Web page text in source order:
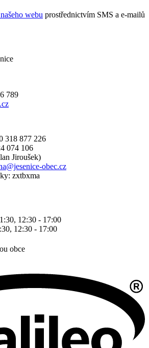
webu prostřednictvím SMS a e-mailů
789
318 877 226
074 106
Jiroušek)
obec.cz
zxtbxma
12:30 - 17:00
12:30 - 17:00